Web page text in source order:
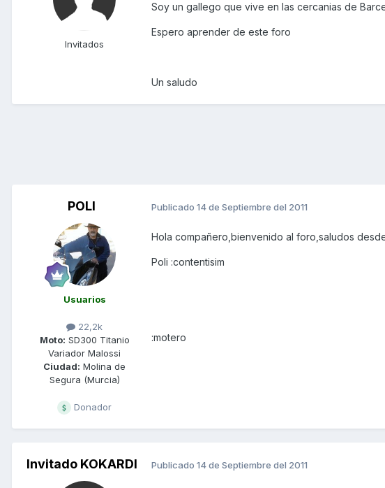
Invitados
Soy un gallego que vive en las cercanias de
Espero aprender de este foro
Un saludo
POLI
Usuarios
22,2k
Moto: SD300 Titanio
Variador Malossi
Ciudad: Molina de
Segura (Murcia)
Donador
Publicado 14 de Septiembre del 2011
Hola compañero,bienvenido al foro,saludos
Poli :contentisim
:motero
Invitado KOKARDI Publicado 14 de Septiembre del 2011